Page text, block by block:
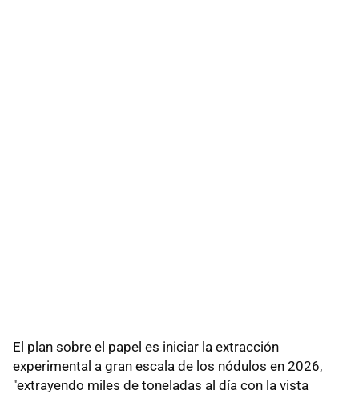
El plan sobre el papel es iniciar la extracción
experimental a gran escala de los nódulos en 2026,
"extrayendo miles de toneladas al día con la vista